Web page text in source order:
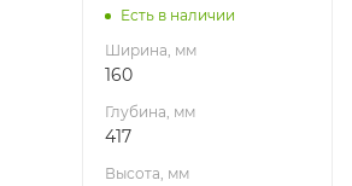
Есть в наличии
Ширина, мм
160
Глубина, мм
417
Высота, мм